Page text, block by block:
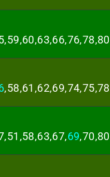
,58,61,62,69,74,75,78
69,70,80